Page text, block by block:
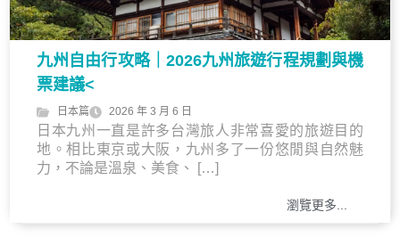
九州自由行攻略｜2026九州旅遊行程規劃與機
票建議<
日本篇 2026 年 3 月 6 日
日本九州一直是許多台灣旅人非常喜愛的旅遊目的
地。相比東京或大阪，九州多了一份悠閒與自然魅
力，不論是溫泉、美食、 […]
瀏覽更多...